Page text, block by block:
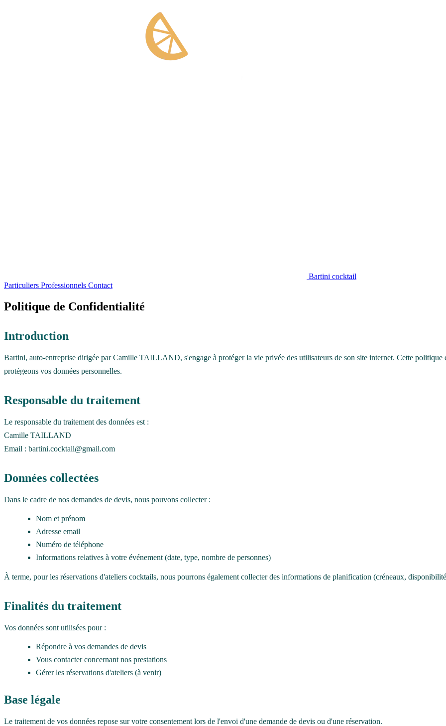
Bartini cocktail
Particuliers Professionnels Contact
Politique de Confidentialité
Introduction
Bartini, auto-entreprise dirigée par Camille TAILLAND, s'engage à protéger la vie privée des utilisateurs de son site internet. Cette
protégeons vos données personnelles.
Responsable du traitement
Le responsable du traitement des données est :
Camille TAILLAND
Email : bartini.cocktail@gmail.com
Données collectées
Dans le cadre de nos demandes de devis, nous pouvons collecter :
Nom et prénom
Adresse email
Numéro de téléphone
Informations relatives à votre événement (date, type, nombre de personnes)
À terme, pour les réservations d'ateliers cocktails, nous pourrons également collecter des informations de planification (créneaux,
Finalités du traitement
Vos données sont utilisées pour :
Répondre à vos demandes de devis
Vous contacter concernant nos prestations
Gérer les réservations d'ateliers (à venir)
Base légale
Le traitement de vos données repose sur votre consentement lors de l'envoi d'une demande de devis ou d'une réservation.